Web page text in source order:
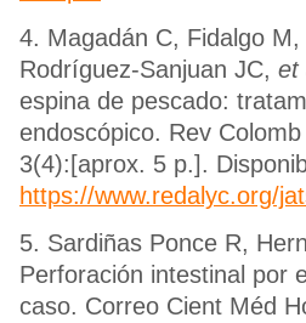
4. Magadán C, Fidalgo
Rodríguez-Sanjuan JC, et
espina de pescado:
endoscópico. Rev
3(4):[aprox. 5 p.].
https://www.redalyc.org/
5. Sardiñas Ponce R,
Perforación intestinal por
caso. Correo Cient Méd